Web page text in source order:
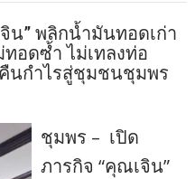
น” พลิกน้ำมันทอดเก่า
ทอดซ้ำ ไม่เทลงท่อ
คืนกำไรสู่ชุมชนชุมพร
ชุมพร – เปิด
ภารกิจ “คุณเจิน”